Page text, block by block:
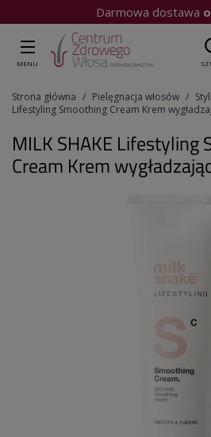
Kup do 15:00|
MENU
Strona główna Pielęgnacja włosów
Lifestyling Smoothing Cream Krem
MILK SHAKE Lifestyling
Cream Krem